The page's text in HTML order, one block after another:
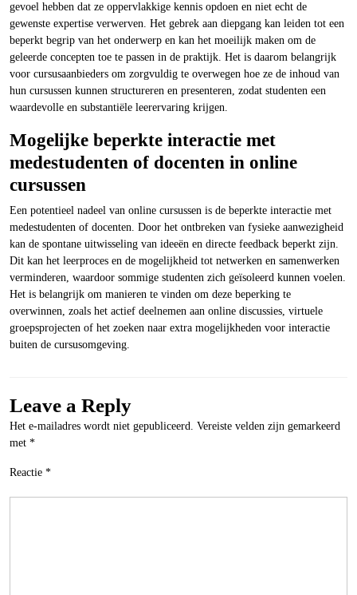
gevoel hebben dat ze oppervlakkige kennis opdoen en niet echt de
gewenste expertise verwerven. Het gebrek aan diepgang kan leiden tot een
beperkt begrip van het onderwerp en kan het moeilijk maken om de
geleerde concepten toe te passen in de praktijk. Het is daarom belangrijk
voor cursusaanbieders om zorgvuldig te overwegen hoe ze de inhoud van
hun cursussen kunnen structureren en presenteren, zodat studenten een
waardevolle en substantiële leerervaring krijgen.
Mogelijke beperkte interactie met
medestudenten of docenten in online
cursussen
Een potentieel nadeel van online cursussen is de beperkte interactie met
medestudenten of docenten. Door het ontbreken van fysieke aanwezigheid
kan de spontane uitwisseling van ideeën en directe feedback beperkt zijn.
Dit kan het leerproces en de mogelijkheid tot netwerken en samenwerken
verminderen, waardoor sommige studenten zich geïsoleerd kunnen voelen.
Het is belangrijk om manieren te vinden om deze beperking te
overwinnen, zoals het actief deelnemen aan online discussies, virtuele
groepsprojecten of het zoeken naar extra mogelijkheden voor interactie
buiten de cursusomgeving.
Leave a Reply
Het e-mailadres wordt niet gepubliceerd. Vereiste velden zijn gemarkeerd
met *
Reactie *